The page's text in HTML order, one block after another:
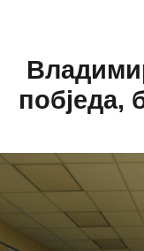
побједа,